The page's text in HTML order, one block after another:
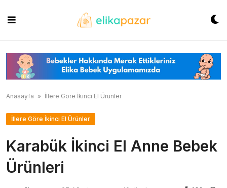
content
Anasayfa » İllere Göre İkinci El Ürünler
İllere Göre İkinci El Ürünler
Karabük İkinci El Anne Bebek
Ürünleri